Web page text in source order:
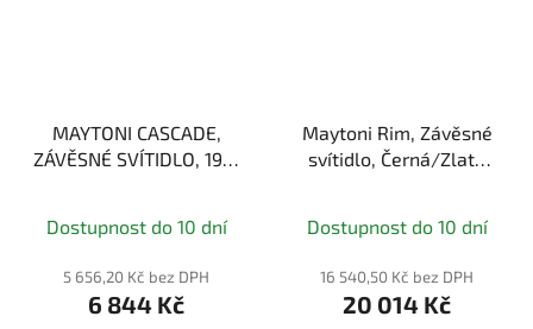
MAYTONI CASCADE,
ZÁVĚSNÉ SVÍTIDLO, 19W
Dostupnost do 10 dní
5 656,20 Kč bez DPH
6 844 Kč
Maytoni Rim, Závěsné
svítidlo, Černá/Zlatá
Dostupnost do 10 dní
16 540,50 Kč bez DPH
20 014 Kč